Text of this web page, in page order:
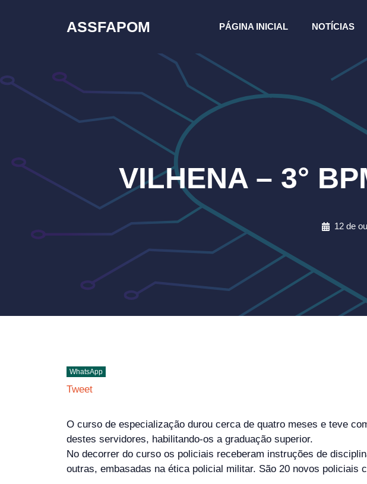
ASSFAPOM PÁGINA INICIAL NOTÍCIAS
VILHENA – 3°
12 de
WhatsApp
Tweet
O curso de especialização durou cerca de quatro meses e teve
destes servidores, habilitando-os a graduação superior.
No decorrer do curso os policiais receberam instruções de
outras, embasadas na ética policial militar. São 20 novos policiais